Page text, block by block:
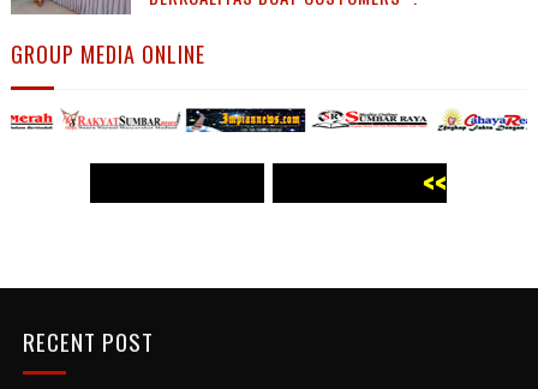
GROUP MEDIA ONLINE
WWW.PANJI POST.COM >>
RECENT POST